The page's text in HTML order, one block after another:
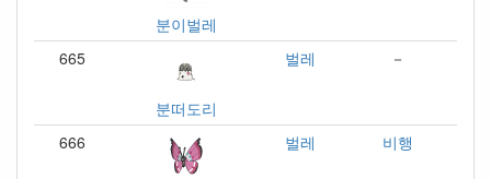
분이벌레
665
분떠도리
벌레 －
666 벌레 비행